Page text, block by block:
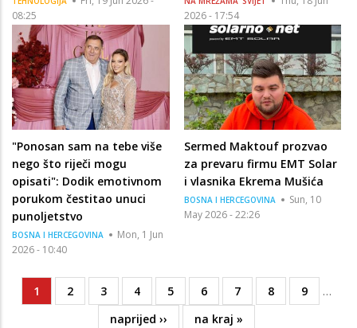
08:25
2026 - 17:54
"Ponosan sam na tebe više
nego što riječi mogu
opisati": Dodik emotivnom
porukom čestitao unuci
punoljetstvo
BOSNA I HERCEGOVINA
Mon, 1 Jun
2026 - 10:40
Sermed Maktouf prozvao
za prevaru firmu EMT Solar
i vlasnika Ekrema Mušića
BOSNA I HERCEGOVINA
Sun, 10
May 2026 - 22:26
Pagination
Current
page
1 Page
2 Page
3 Page
4 Page
5 Page
6 Page
7 Page
8 Page
9
…
Next
naprijed ››
Last
na kraj »